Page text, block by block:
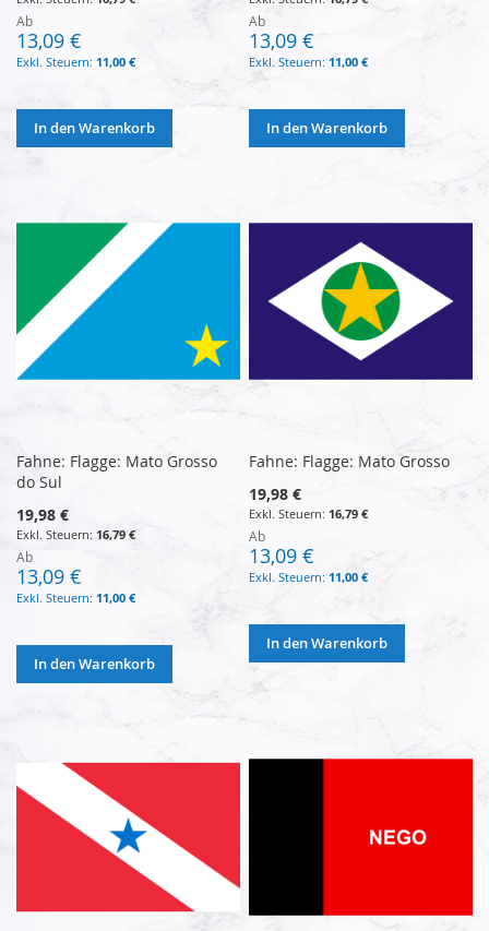
Ab
13,09 €
11,00 €
In den Warenkorb
Ab
13,09 €
11,00 €
In den Warenkorb
Fahne: Flagge: Mato Grosso
do Sul
19,98 €
16,79 €
Ab
13,09 €
11,00 €
In den Warenkorb
Fahne: Flagge: Mato Grosso
19,98 €
16,79 €
Ab
13,09 €
11,00 €
In den Warenkorb